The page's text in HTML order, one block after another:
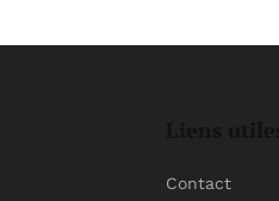
Contact